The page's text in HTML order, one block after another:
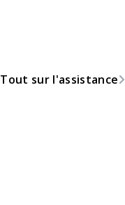
Tout sur l'assistance